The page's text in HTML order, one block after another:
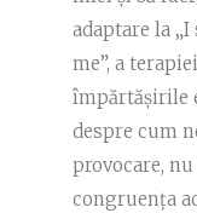
adaptare la „I
me”, a
împărtășirile
despre cum
provocare,
congruența